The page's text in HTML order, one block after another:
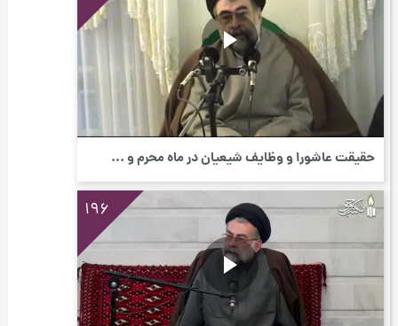
حقیقت عاشورا و وظایف شیعیان در ماه محرم و ...
196